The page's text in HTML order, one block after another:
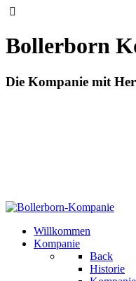
Bollerborn
Die Kompanie mit
Willkommen
Kompanie
Back
Historie